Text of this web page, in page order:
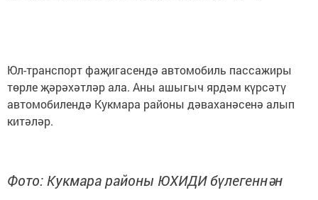
Юл-транспорт фаҗигасендә автомобиль пассажиры
төрле җәрәхәтләр ала. Аны ашыгыч ярдәм күрсәтү
автомобилендә Кукмара районы дәваханәсенә алып
китәләр.
Фото: Кукмара районы ЮХИДИ бүлегеннән